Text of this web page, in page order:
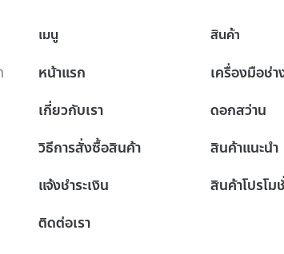
เมนู
หน้าแรก
เกี่ยวกับเรา
วิธีการสั่งซื้อสินค้า
แจ้งชำระเงิน
ติดต่อเรา
สินค้า
เครื่องมือช่
ดอกสว่าน
สินค้าแนะนำ
สินค้าโปรโม